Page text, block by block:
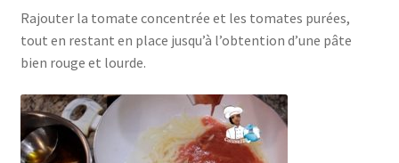
Rajouter la tomate concentrée et les tomates purées,
tout en restant en place jusqu’à l’obtention d’une pâte
bien rouge et lourde.